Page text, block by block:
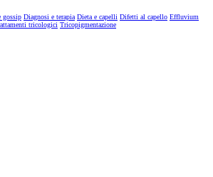
gossip Diagnosi e terapia Dieta e capelli Difetti al capello Effluvium
tricologici Tricopigmentazione